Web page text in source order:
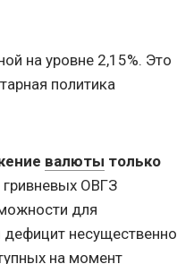
на уровне 2,15%. Это
политика
валюты только
гривневых ОВГЗ
для
дефицит несущественно
на момент